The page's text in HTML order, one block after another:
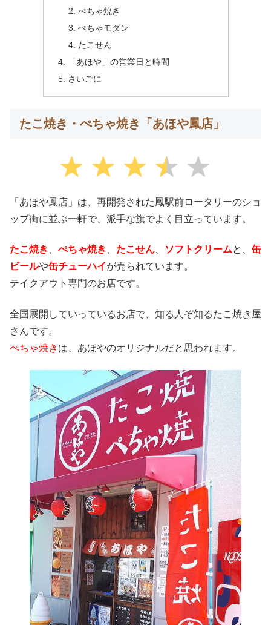
ぺちゃ焼き
ぺちゃモダン
たこせん
「あほや」の営業日と時間
さいごに
たこ焼き・ぺちゃ焼き「あほや鳳店」
「あほや鳳店」は、再開発された鳳駅前ロータリーのショ
ップ街に並ぶ一軒で、派手な旗でよく目立っています。
たこ焼き ぺちゃ焼き たこせん ソフトクリームと、 缶
ビールや缶チューハイが売られています。
テイクアウト専門のお店です。
全国展開していっているお店で、知る人ぞ知るたこ焼き屋
さんです。
ぺちゃ焼き は、あほやのオリジナルだと思われます。